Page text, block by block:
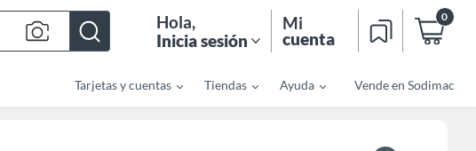
Hola,
Inicia sesión
Mi
cuenta
0
Tarjetas y cuentas Tiendas Ayuda Vende en Sodimac